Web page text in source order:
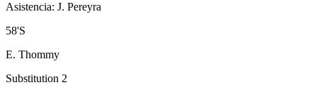
Asistencia: J. Pereyra
58'S
E. Thommy
Substitution 2